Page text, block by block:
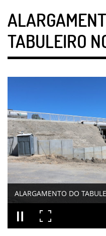
TABULEIRO
ALARGAMENTO DO